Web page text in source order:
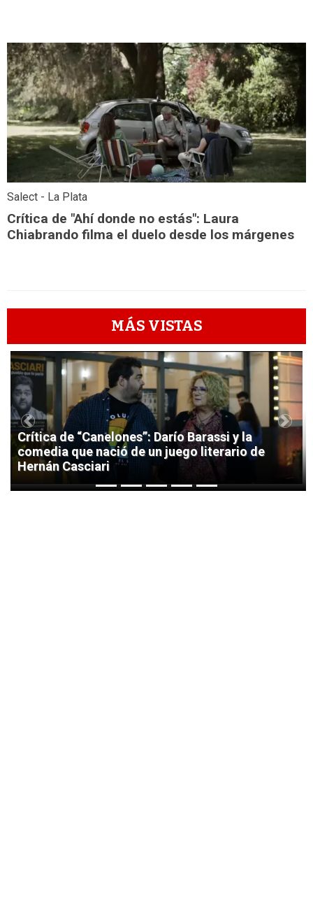
Salect - La Plata
Crítica de "Ahí donde no estás": Laura
Chiabrando filma el duelo desde los márgenes
MÁS VISTAS
1
Crítica de “Canelones”: Darío Barassi y la
comedia que nació de un juego literario de
Hernán Casciari
Previous Next